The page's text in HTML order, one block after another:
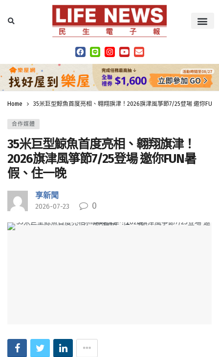
Home 35米巨型鯨魚首度亮相、翱翔旗津！2026旗津風箏節7/25登場 邀你FUN
合作媒體
35米巨型鯨魚首度亮相、翱翔旗津！
2026旗津風箏節7/25登場 邀你FUN暑
假、住一晚
享新聞
2026-07-23 0